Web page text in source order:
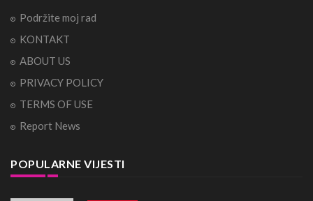
Podržite moj rad
KONTAKT
ABOUT US
PRIVACY POLICY
TERMS OF USE
Report News
POPULARNE VIJESTI